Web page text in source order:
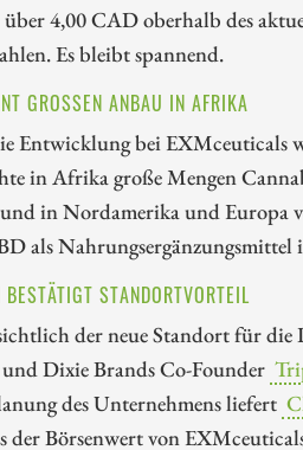
über 4,00 CAD oberhalb des
Es bleibt spannend.
GROSSEN ANBAU IN AFRIKA
Entwicklung bei EXMceuticals
in Afrika große Mengen
in Nordamerika und Europa
als Nahrungsergänzungsmittel
STANDORTVORTEIL
der neue Standort für die
Dixie Brands Co-Founder
des Unternehmens liefert
der Börsenwert von